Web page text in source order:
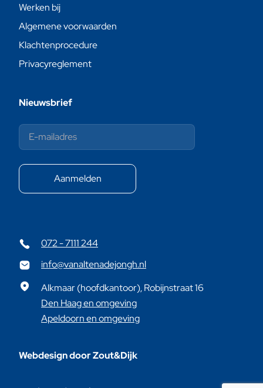
072 - 7111 244
info@vanaltenadejongh.nl
Alkmaar (hoofdkantoor), Robijnstraat 16
Den Haag en omgeving
Apeldoorn en omgeving
Webdesign door Zout&Dijk
Werken bij
Algemene voorwaarden
Klachtenprocedure
Privacyreglement
Nieuwsbrief